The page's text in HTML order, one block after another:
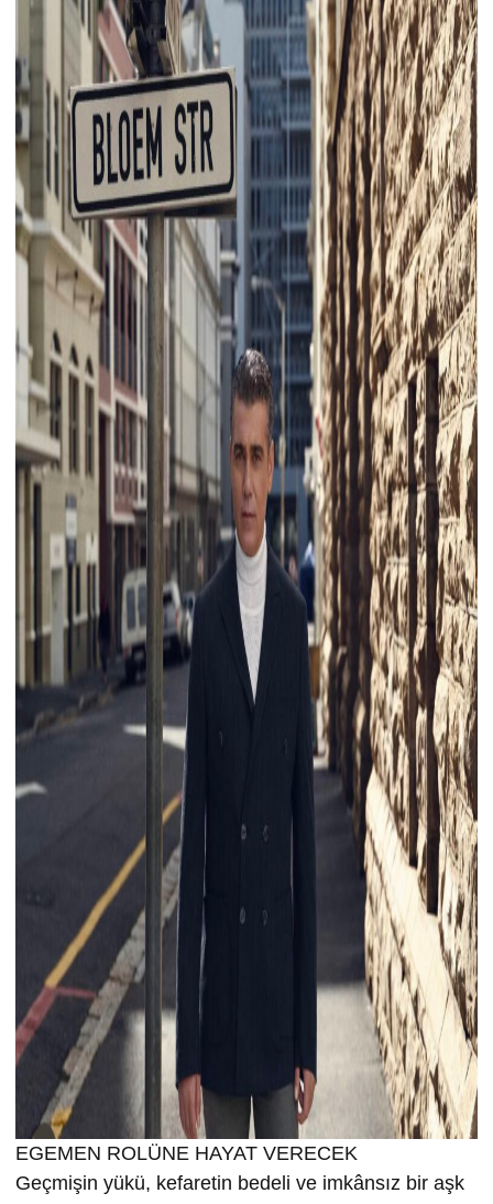
EGEMEN ROLÜNE HAYAT VERECEK
Geçmişin yükü, kefaretin bedeli ve imkânsız bir aşk